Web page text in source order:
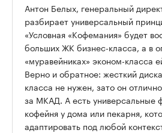
Антон Белых, генеральный
разбирает универсальный
«Условная «Кофемания» будет
больших ЖК бизнес-класса, а в
«муравейниках» эконом-класса
Верно и обратное: жесткий
класса не нужен, зато он
за МКАД. А есть универсальные
кофейня у дома или пекарня,
адаптировать под любой